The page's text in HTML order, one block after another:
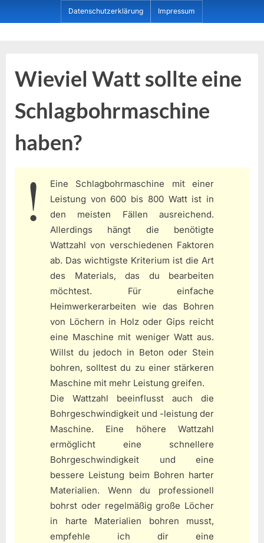
to
Datenschutzerklärung Impressum
Wieviel Watt sollte eine
Schlagbohrmaschine
haben?
Eine Schlagbohrmaschine mit einer
Leistung von 600 bis 800 Watt ist in
den meisten Fällen ausreichend.
Allerdings hängt die benötigte
Wattzahl von verschiedenen Faktoren
ab. Das wichtigste Kriterium ist die Art
des Materials, das du bearbeiten
möchtest. Für einfache
Heimwerkerarbeiten wie das Bohren
von Löchern in Holz oder Gips reicht
eine Maschine mit weniger Watt aus.
Willst du jedoch in Beton oder Stein
bohren, solltest du zu einer stärkeren
Maschine mit mehr Leistung greifen.
Die Wattzahl beeinflusst auch die
Bohrgeschwindigkeit und -leistung der
Maschine. Eine höhere Wattzahl
ermöglicht eine schnellere
Bohrgeschwindigkeit und eine
bessere Leistung beim Bohren harter
Materialien. Wenn du professionell
bohrst oder regelmäßig große Löcher
in harte Materialien bohren musst,
empfehle ich dir eine